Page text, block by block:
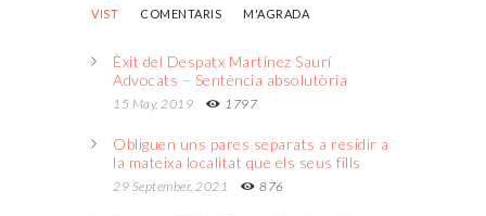
VIST COMENTARIS M'AGRADA
Èxit del Despatx Martínez Saurí
Advocats – Sentència absolutòria
15 May, 2019 1797
Obliguen uns pares separats a residir a
la mateixa localitat que els seus fills
29 September, 2021 876